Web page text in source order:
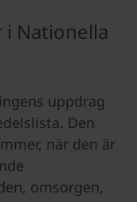
Nationella
uppdrag
Den
när den är
omsorgen,